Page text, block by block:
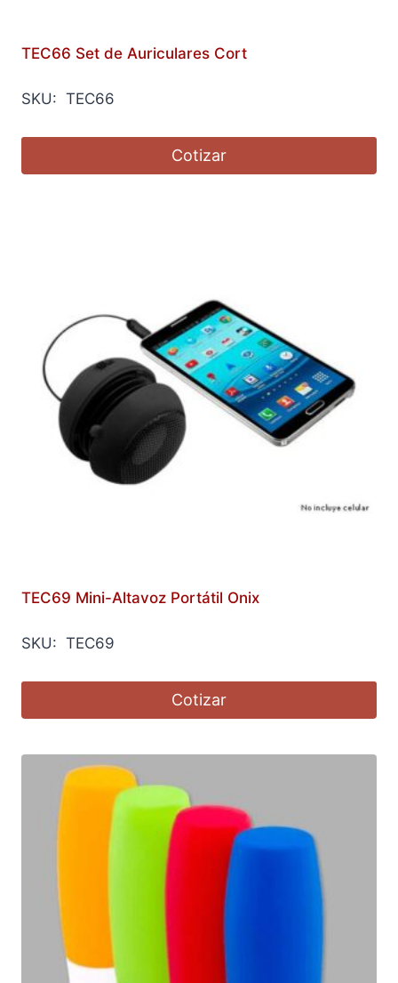
TEC66 Set de Auriculares Cort
SKU: TEC66
Cotizar
TEC69 Mini-Altavoz Portátil Onix
SKU: TEC69
Cotizar